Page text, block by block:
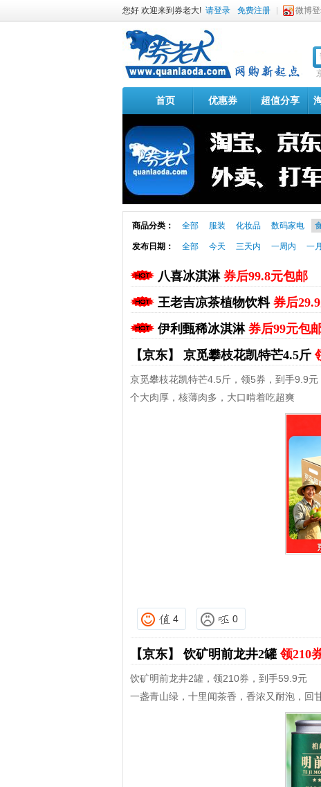
您好 欢迎来到券老大! 请登录 免费注册 微博
首页 优惠券 超值分享
商品分类： 全部 服装 化妆品 数码家电
发布日期： 全部 今天 三天内 一周内 一
八喜冰淇淋 券后99.8元包邮
王老吉凉茶植物饮料 券后
伊利甄稀冰淇淋 券后99元包
【京东】 京觅攀枝花凯特芒4.5斤
京觅攀枝花凯特芒4.5斤，领5券，到手9.9元
个大肉厚，核薄肉多，大口啃着吃超爽
4 0
【京东】饮矿明前龙井2罐领210
饮矿明前龙井2罐，领210券，到手59.9元
一盏青山绿，十里闻茶香，香浓又耐泡，回
淘宝优惠券+淘宝返利